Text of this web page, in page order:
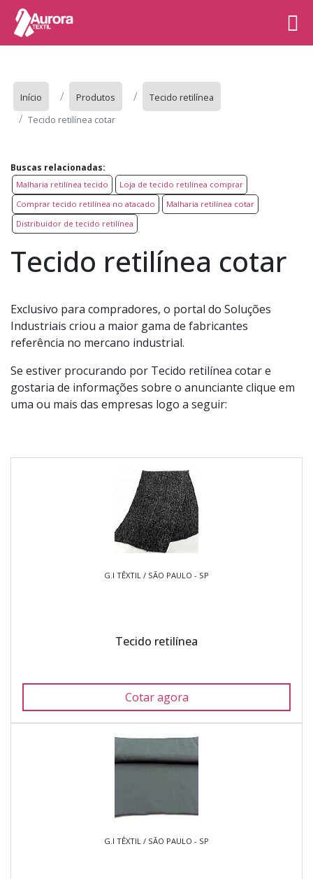
Início Produtos
Tecido retilínea
Tecido retilínea cotar
Buscas relacionadas:
Malharia retilínea tecido
Loja de tecido retilínea comprar
Comprar tecido retilínea no atacado
Malharia retilínea cotar
Distribuidor de tecido retilínea
Tecido retilínea cotar
Exclusivo para compradores, o portal do Soluções
Industriais criou a maior gama de fabricantes
referência no mercano industrial.
Se estiver procurando por Tecido retilínea cotar e
gostaria de informações sobre o anunciante clique em
uma ou mais das empresas logo a seguir:
G.I TÊXTIL / SÃO PAULO - SP
Tecido retilínea
Cotar agora
G.I TÊXTIL / SÃO PAULO - SP